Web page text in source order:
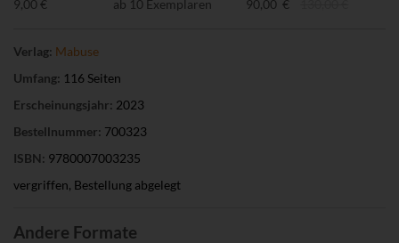
9,00 €
ab 10 Exemplaren 90,00 €
Verlag: Mabuse
Umfang: 116 Seiten
Erscheinungsjahr: 2023
Bestellnummer: 700323
ISBN: 9780007003235
vergriffen, Bestellung abgelegt
Andere Formate